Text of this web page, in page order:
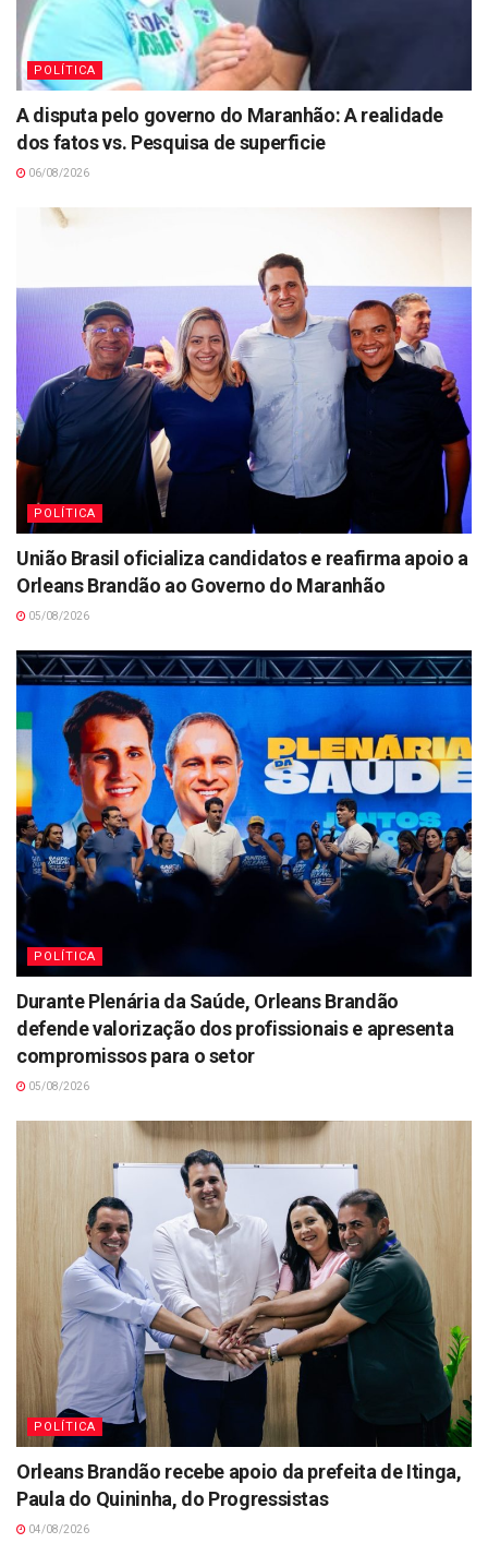
POLÍTICA
A disputa pelo governo do Maranhão: A realidade
dos fatos vs. Pesquisa de superficie
06/08/2026
POLÍTICA
União Brasil oficializa candidatos e reafirma apoio a
Orleans Brandão ao Governo do Maranhão
05/08/2026
POLÍTICA
Durante Plenária da Saúde, Orleans Brandão
defende valorização dos profissionais e apresenta
compromissos para o setor
05/08/2026
POLÍTICA
Orleans Brandão recebe apoio da prefeita de Itinga,
Paula do Quininha, do Progressistas
04/08/2026